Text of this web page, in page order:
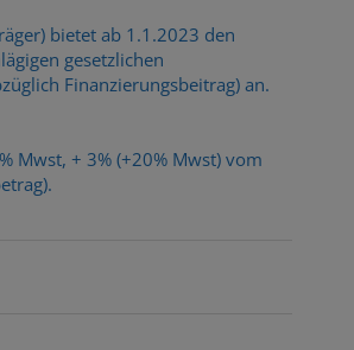
bietet ab 1.1.2023 den
gesetzlichen
Finanzierungsbeitrag) an.
Mwst, + 3% (+20% Mwst) vom